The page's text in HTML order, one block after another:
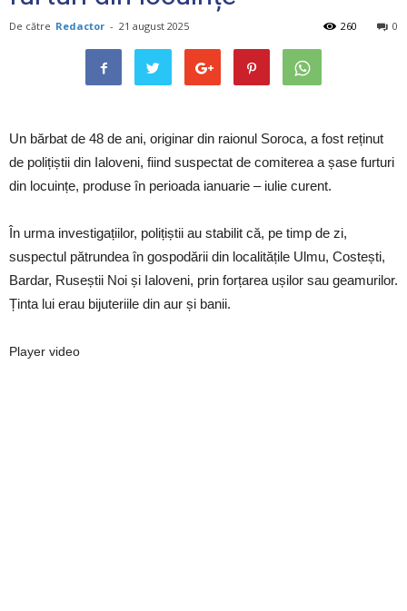
De către Redactor - 21 august 2025 0
260
Un bărbat de 48 de ani, originar din raionul Soroca, a fost reținut
de polițiștii din Ialoveni, fiind suspectat de comiterea a șase furturi
din locuințe, produse în perioada ianuarie – iulie curent.
În urma investigațiilor, polițiștii au stabilit că, pe timp de zi,
suspectul pătrundea în gospodării din localitățile Ulmu, Costești,
Bardar, Ruseștii Noi și Ialoveni, prin forțarea ușilor sau geamurilor.
Ținta lui erau bijuteriile din aur și banii.
Player video